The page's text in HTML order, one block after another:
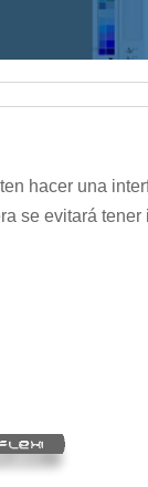
hacer una
se evitará tener